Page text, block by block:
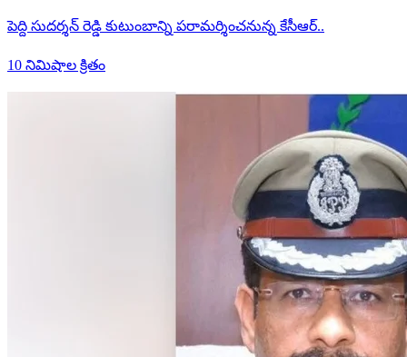
పెద్ది సుదర్శన్ రెడ్డి కుటుంబాన్ని పరామర్శించనున్న కేసీఆర్..
10 నిమిషాల క్రితం